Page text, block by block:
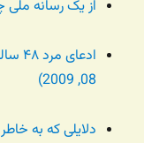
از یک رسانه ملی چه
08, 2009)
دلایلی که به